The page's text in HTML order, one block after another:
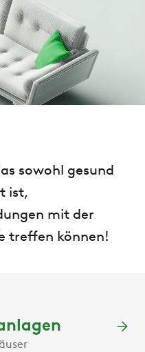
sowohl gesund
ist,
mit der
treffen können!